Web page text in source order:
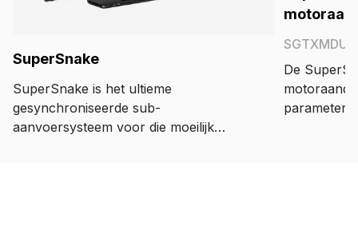
SuperSnake
SuperSnake is het ultieme
gesynchroniseerde sub-
aanvoersysteem voor die moeilijk
De